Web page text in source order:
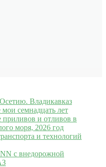
Владикавказ
семнадцать лет
приливов и отливов в
моря, 2026 год
и технологий
с внедорожной